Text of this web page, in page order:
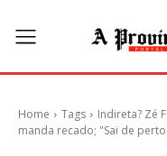
Home Tags
Indireta? Zé
manda recado; "Sai de